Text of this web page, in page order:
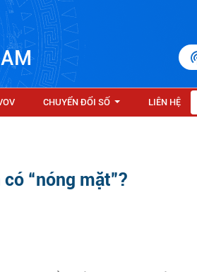
CHUYỂN ĐỔI SỐ LIÊN HỆ
“nóng mặt”?